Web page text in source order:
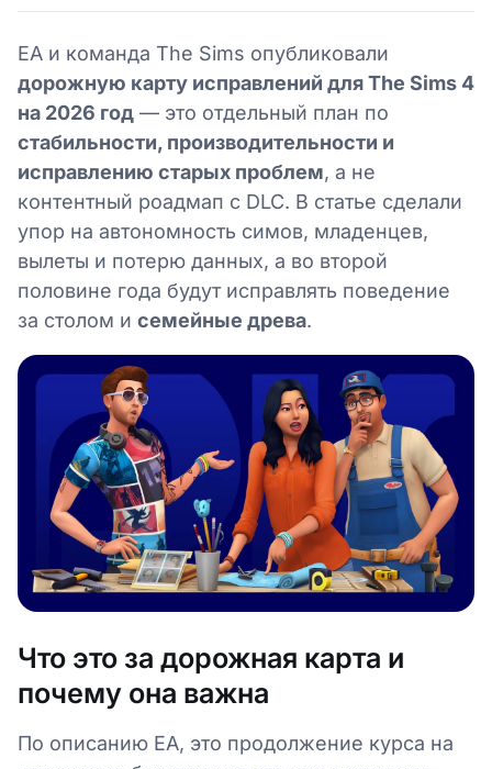
EA и команда The Sims опубликовали
дорожную карту исправлений для The Sims 4
на 2026 год — это отдельный план по
стабильности, производительности и
исправлению старых проблем, а не
контентный роадмап с DLC. В статье сделали
упор на автономность симов, младенцев,
вылеты и потерю данных, а во второй
половине года будут исправлять поведение
за столом и семейные древа.
Что это за дорожная карта и
почему она важна
По описанию EA, это продолжение курса на